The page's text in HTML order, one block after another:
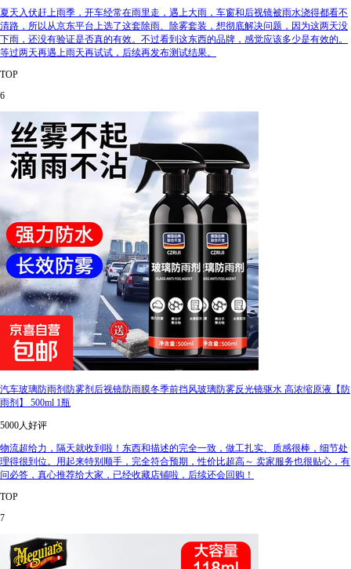
夏天入伏赶上雨季，开车经常在雨里走，遇上大雨，车窗和后视镜被雨水浇得都看不
清路，所以从京东平台上选了这套除雨、除雾套装，想彻底解决问题，因为这两天没
下雨，还没有验证是否真的有效。不过看到这东西的品牌，感觉应该多少是有效的。
等过两天再遇上雨天再试试，后续再发布测试结果。
TOP
6
汽车玻璃防雨剂防雾剂后视镜防雨膜冬季前挡风玻璃防雾反光镜驱水 高浓缩原液【防
雨剂】 500ml 1瓶
5000人好评
物流超给力，隔天就收到啦！东西和描述的完全一致，做工扎实、质感很棒，细节处
理得很到位。用起来特别顺手，完全符合预期，性价比超高～ 卖家服务也很贴心，有
问必答，真心推荐给大家，已经收藏店铺啦，后续还会回购！
TOP
7